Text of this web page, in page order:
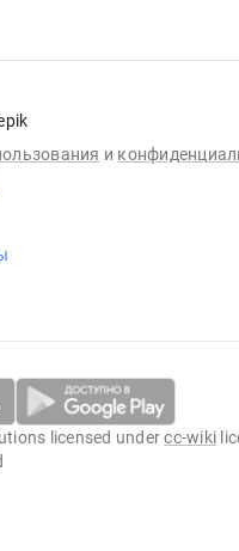
и
licensed undercc-wiki